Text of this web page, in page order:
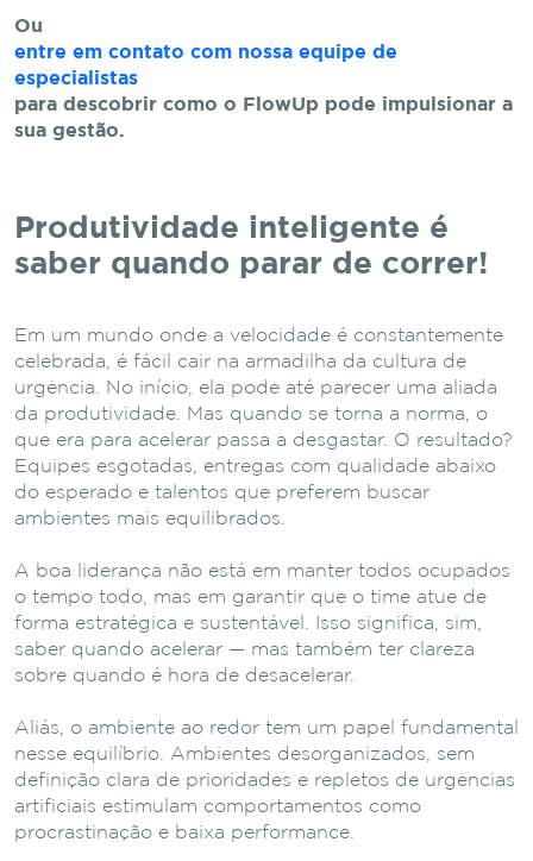
Ou
entre em contato com nossa equipe de
especialistas
para descobrir como o FlowUp pode impulsionar a
sua gestão.
Produtividade inteligente é
saber quando parar de correr!
Em um mundo onde a velocidade é constantemente
celebrada, é fácil cair na armadilha da cultura de
urgência. No início, ela pode até parecer uma aliada
da produtividade. Mas quando se torna a norma, o
que era para acelerar passa a desgastar. O resultado?
Equipes esgotadas, entregas com qualidade abaixo
do esperado e talentos que preferem buscar
ambientes mais equilibrados.
A boa liderança não está em manter todos ocupados
o tempo todo, mas em garantir que o time atue de
forma estratégica e sustentável. Isso significa, sim,
saber quando acelerar — mas também ter clareza
sobre quando é hora de desacelerar.
Aliás, o ambiente ao redor tem um papel fundamental
nesse equilíbrio. Ambientes desorganizados, sem
definição clara de prioridades e repletos de urgências
artificiais estimulam comportamentos como
procrastinação e baixa performance.